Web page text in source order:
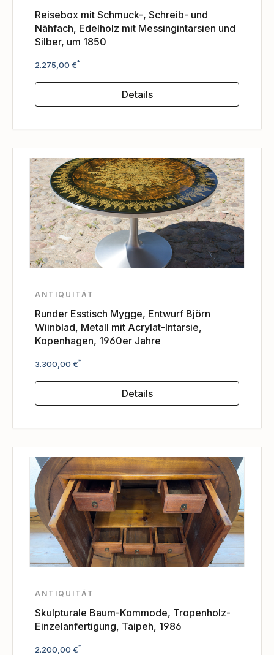
Reisebox mit Schmuck-, Schreib- und
Nähfach, Edelholz mit Messingintarsien und
Silber, um 1850
Regulärer Preis:
2.275,00 €*
Details
ANTIQUITÄT
Runder Esstisch Mygge, Entwurf Björn
Wiinblad, Metall mit Acrylat-Intarsie,
Kopenhagen, 1960er Jahre
Regulärer Preis:
3.300,00 €*
Details
ANTIQUITÄT
Skulpturale Baum-Kommode, Tropenholz-
Einzelanfertigung, Taipeh, 1986
Regulärer Preis:
2.200,00 €*